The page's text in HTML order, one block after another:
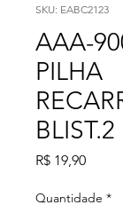
SKU: EABC2123
AAA-
PILHA
BLIST.2
R$ 19,90Preço
Quantidade *